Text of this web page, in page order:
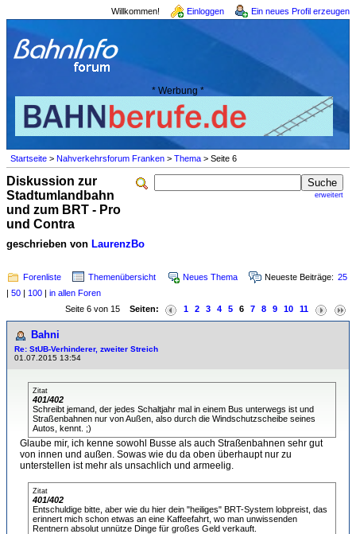
Willkommen! Einloggen Ein neues Profil erzeugen
* Werbung *
Startseite > Nahverkehrsforum Franken > Thema > Seite 6
erweitert
Diskussion zur
Stadtumlandbahn
und zum BRT - Pro
und Contra
geschrieben von LaurenzBo
Forenliste Themenübersicht Neues Thema Neueste Beiträge: 25
| 50 | 100 | in allen Foren
Seite 6 von 15 Seiten: 1 2 3 4 5 6 7 8 9 10 11
Bahni
Re: StUB-Verhinderer, zweiter Streich
01.07.2015 13:54
Zitat
401/402
Schreibt jemand, der jedes Schaltjahr mal in einem Bus unterwegs ist und
Straßenbahnen nur von Außen, also durch die Windschutzscheibe seines
Autos, kennt. ;)
Glaube mir, ich kenne sowohl Busse als auch Straßenbahnen sehr gut
von innen und außen. Sowas wie du da oben überhaupt nur zu
unterstellen ist mehr als unsachlich und armeelig.
Zitat
401/402
Entschuldige bitte, aber wie du hier dein "heiliges" BRT-System lobpreist, das
erinnert mich schon etwas an eine Kaffeefahrt, wo man unwissenden
Rentnern absolut unnütze Dinge für großes Geld verkauft.